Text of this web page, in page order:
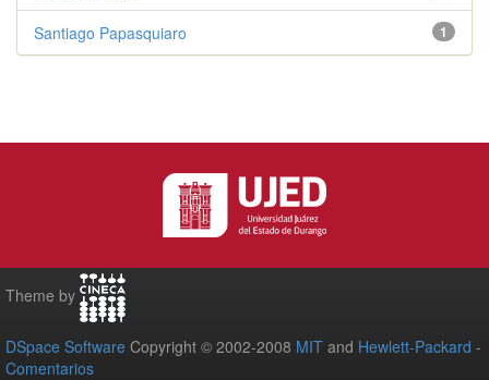
1
Santiago Papasquiaro
Theme by
DSpace Software Copyright © 2002-2008 MIT and Hewlett-Packard -
Comentarios